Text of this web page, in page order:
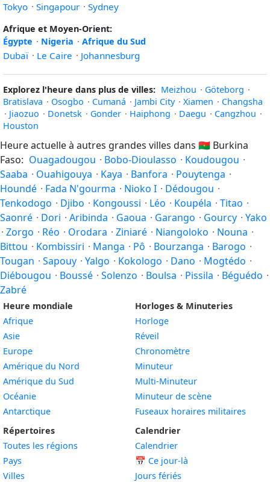
Tokyo · Singapour · Sydney
Afrique et Moyen-Orient:
Égypte · Nigeria · Afrique du Sud
Dubaï · Le Caire · Johannesburg
Explorez l'heure dans plus de villes: Meizhou · Göteborg ·
Bratislava · Osogbo · Cumaná · Jambi City · Xiamen · Changsha
· Jiaozuo · Donetsk · Gonder · Haiphong · Daegu · Cangzhou ·
Houston
Heure actuelle à autres grandes villes dans 🇧🇫 Burkina
Faso: Ouagadougou · Bobo-Dioulasso · Koudougou ·
Saaba · Ouahigouya · Kaya · Banfora · Pouytenga ·
Houndé · Fada N'gourma · Nioko I · Dédougou ·
Tenkodogo · Djibo · Kongoussi · Léo · Koupéla · Titao ·
Saonré · Dori · Aribinda · Gaoua · Garango · Gourcy · Yako
· Zorgo · Réo · Orodara · Ziniaré · Niangoloko · Nouna ·
Bittou · Kombissiri · Manga · Pô · Bourzanga · Barogo ·
Tougan · Sapouy · Yalgo · Kokologo · Dano · Mogtédo ·
Diébougou · Boussé · Solenzo · Boulsa · Pissila · Béguédo ·
Zabré
Heure mondiale
Afrique
Asie
Europe
Amérique du Nord
Amérique du Sud
Océanie
Antarctique
Répertoires
Toutes les régions
Pays
Villes
Horloges & Minuteries
Horloge
Réveil
Chronomètre
Minuteur
Multi-Minuteur
Minuteur de scène
Fuseaux horaires militaires
Calendrier
Calendrier
📅 Ce jour-là
Jours fériés